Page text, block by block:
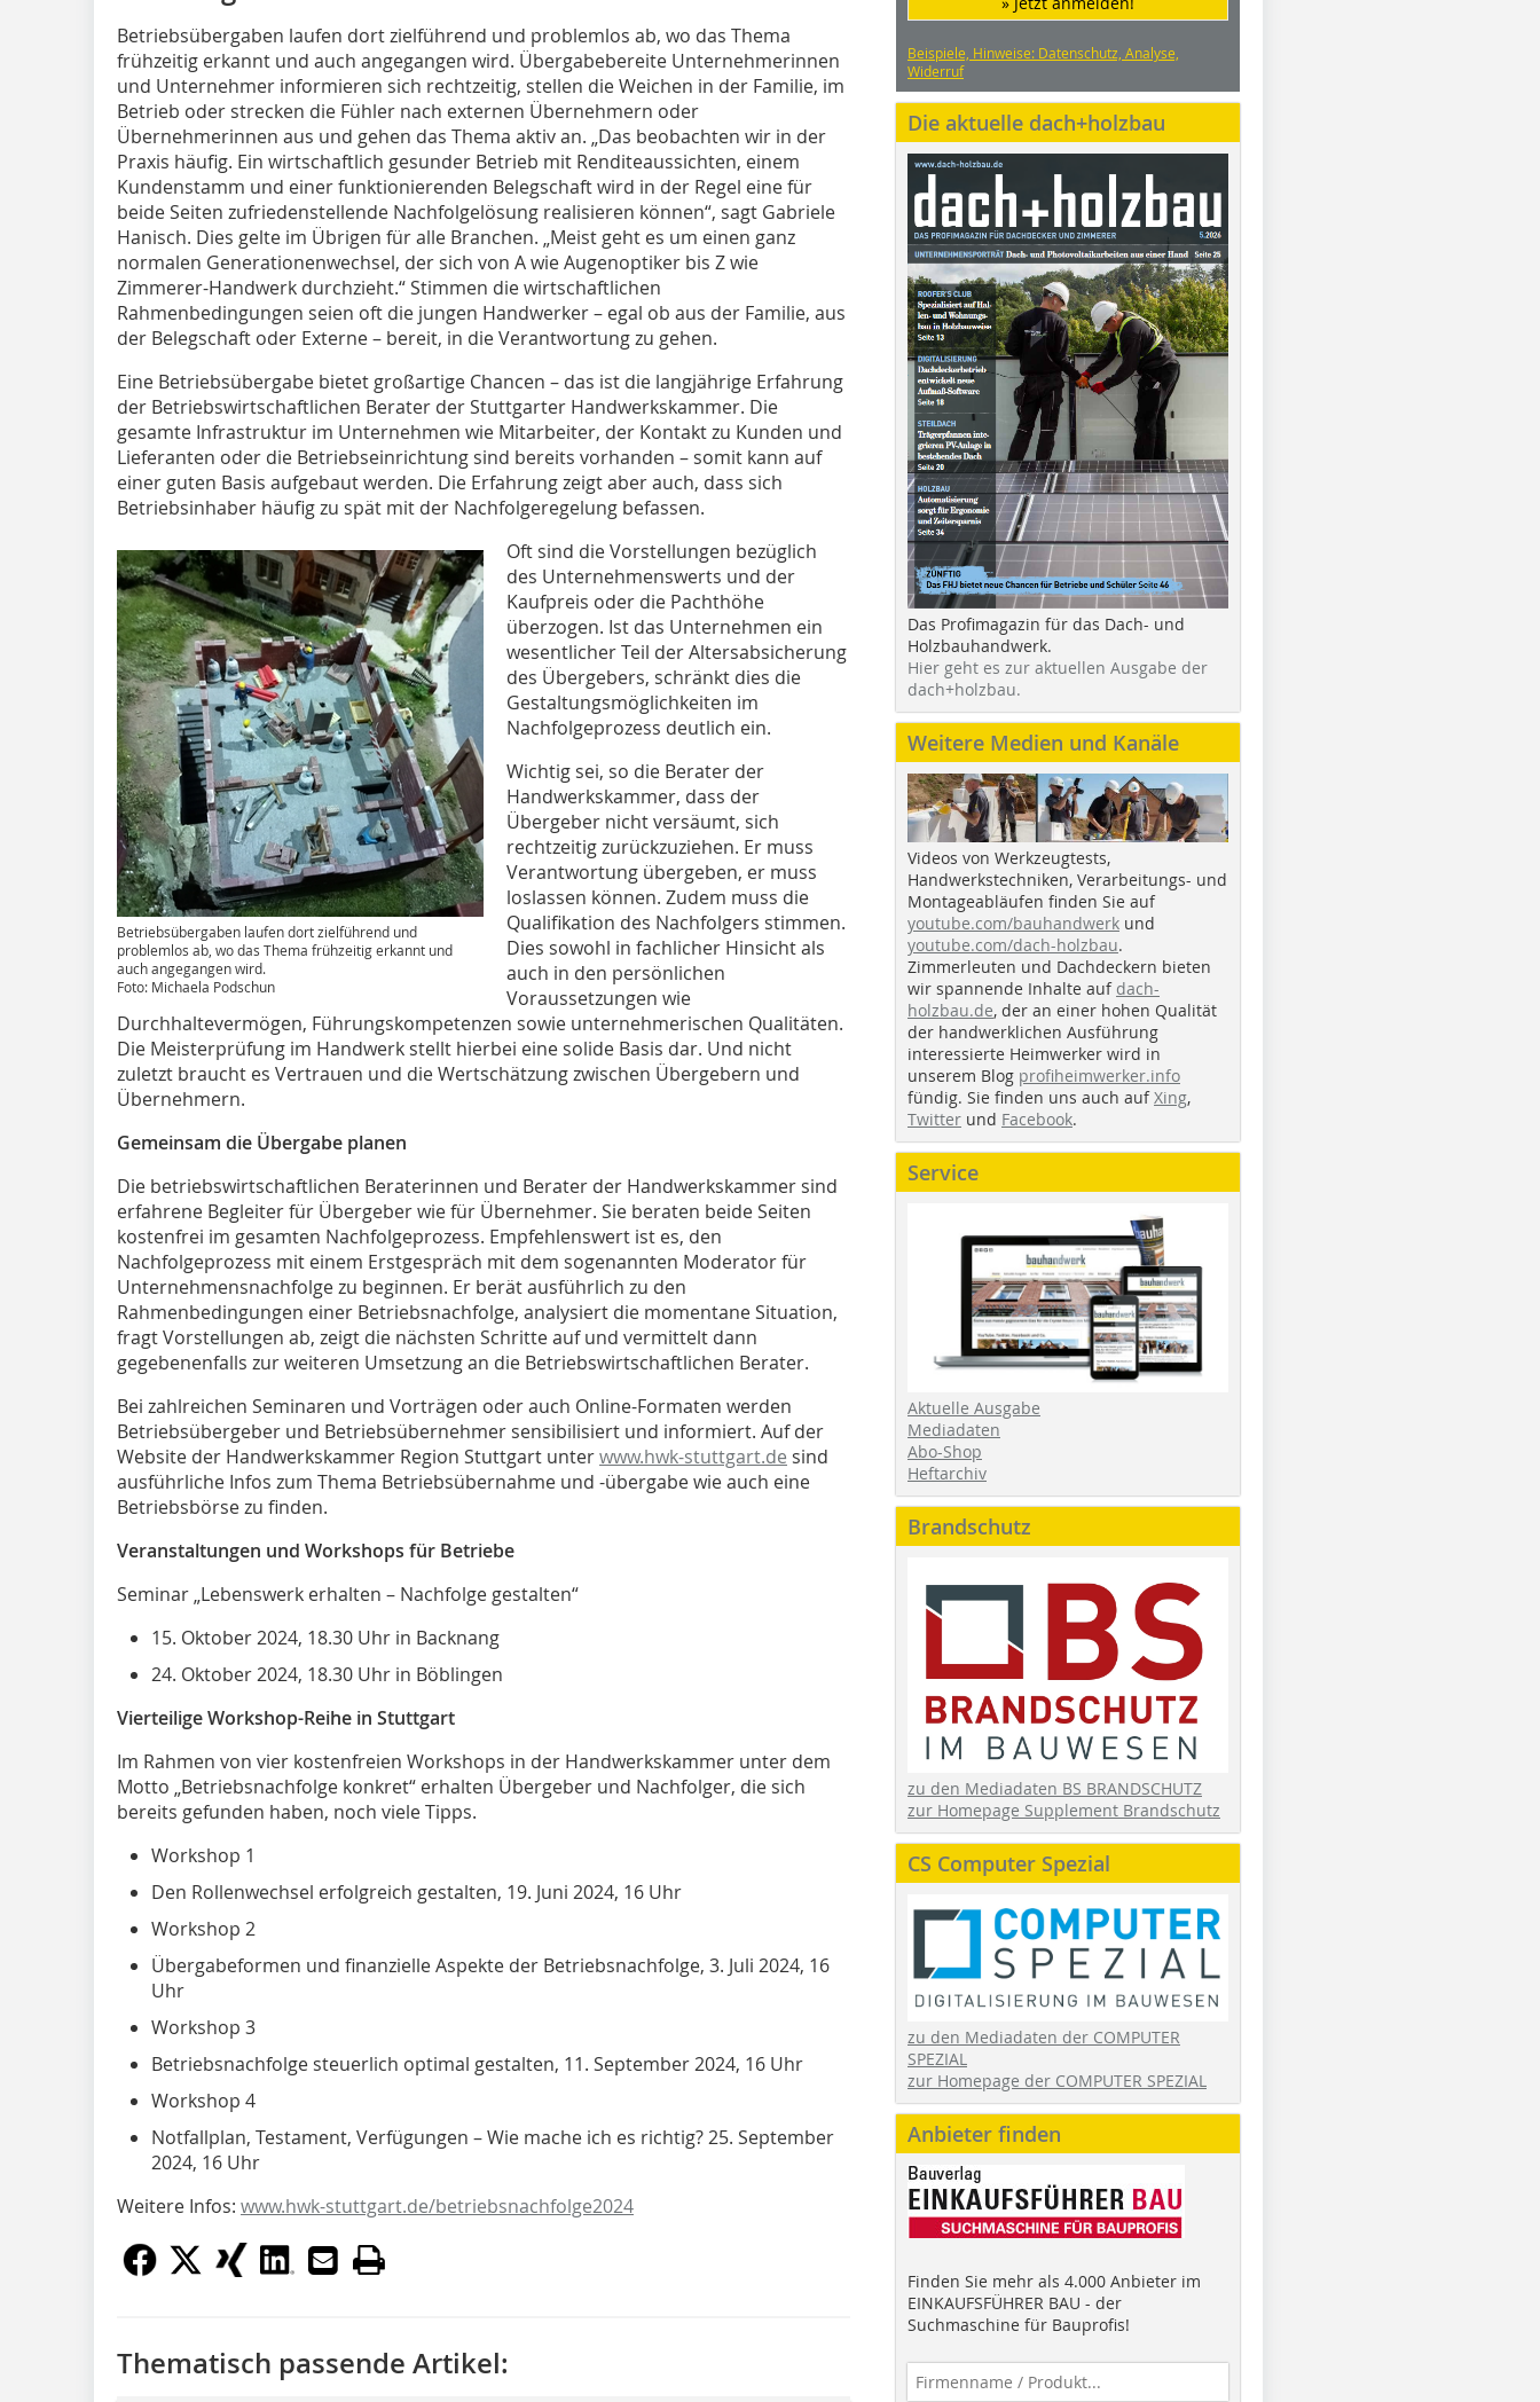
Betriebsübergaben laufen dort zielführend und problemlos ab, wo das Thema
frühzeitig erkannt und auch angegangen wird. Übergabebereite Unternehmerinnen
und Unternehmer informieren sich rechtzeitig, stellen die Weichen in der Familie, im
Betrieb oder strecken die Fühler nach externen Übernehmern oder
Übernehmerinnen aus und gehen das Thema aktiv an. „Das beobachten wir in der
Praxis häufig. Ein wirtschaftlich gesunder Betrieb mit Renditeaussichten, einem
Kundenstamm und einer funktionierenden Belegschaft wird in der Regel eine für
beide Seiten zufriedenstellende Nachfolgelösung realisieren können“, sagt Gabriele
Hanisch. Dies gelte im Übrigen für alle Branchen. „Meist geht es um einen ganz
normalen Generationenwechsel, der sich von A wie Augenoptiker bis Z wie
Zimmerer-Handwerk durchzieht.“ Stimmen die wirtschaftlichen
Rahmenbedingungen seien oft die jungen Handwerker – egal ob aus der Familie, aus
der Belegschaft oder Externe – bereit, in die Verantwortung zu gehen.
Eine Betriebsübergabe bietet großartige Chancen – das ist die langjährige Erfahrung
der Betriebswirtschaftlichen Berater der Stuttgarter Handwerkskammer. Die
gesamte Infrastruktur im Unternehmen wie Mitarbeiter, der Kontakt zu Kunden und
Lieferanten oder die Betriebseinrichtung sind bereits vorhanden – somit kann auf
einer guten Basis aufgebaut werden. Die Erfahrung zeigt aber auch, dass sich
Betriebsinhaber häufig zu spät mit der Nachfolgeregelung befassen.
Betriebsübergaben laufen dort zielführend und
problemlos ab, wo das Thema frühzeitig erkannt und
auch angegangen wird.
Foto: Michaela Podschun
Oft sind die Vorstellungen bezüglich
des Unternehmenswerts und der
Kaufpreis oder die Pachthöhe
überzogen. Ist das Unternehmen ein
wesentlicher Teil der Altersabsicherung
des Übergebers, schränkt dies die
Gestaltungsmöglichkeiten im
Nachfolgeprozess deutlich ein.
Wichtig sei, so die Berater der
Handwerkskammer, dass der
Übergeber nicht versäumt, sich
rechtzeitig zurückzuziehen. Er muss
Verantwortung übergeben, er muss
loslassen können. Zudem muss die
Qualifikation des Nachfolgers stimmen.
Dies sowohl in fachlicher Hinsicht als
auch in den persönlichen
Voraussetzungen wie
Durchhaltevermögen, Führungskompetenzen sowie unternehmerischen Qualitäten.
Die Meisterprüfung im Handwerk stellt hierbei eine solide Basis dar. Und nicht
zuletzt braucht es Vertrauen und die Wertschätzung zwischen Übergebern und
Übernehmern.
Gemeinsam die Übergabe planen
Die betriebswirtschaftlichen Beraterinnen und Berater der Handwerkskammer sind
erfahrene Begleiter für Übergeber wie für Übernehmer. Sie beraten beide Seiten
kostenfrei im gesamten Nachfolgeprozess. Empfehlenswert ist es, den
Nachfolgeprozess mit einem Erstgespräch mit dem sogenannten Moderator für
Unternehmensnachfolge zu beginnen. Er berät ausführlich zu den
Rahmenbedingungen einer Betriebsnachfolge, analysiert die momentane Situation,
fragt Vorstellungen ab, zeigt die nächsten Schritte auf und vermittelt dann
gegebenenfalls zur weiteren Umsetzung an die Betriebswirtschaftlichen Berater.
Bei zahlreichen Seminaren und Vorträgen oder auch Online-Formaten werden
Betriebsübergeber und Betriebsübernehmer sensibilisiert und informiert. Auf der
Website der Handwerkskammer Region Stuttgart unterwww.hwk-stuttgart.de sind
ausführliche Infos zum Thema Betriebsübernahme und -übergabe wie auch eine
Betriebsbörse zu finden.
Veranstaltungen und Workshops für Betriebe
Seminar „Lebenswerk erhalten – Nachfolge gestalten“
15. Oktober 2024, 18.30 Uhr in Backnang
24. Oktober 2024, 18.30 Uhr in Böblingen
Vierteilige Workshop-Reihe in Stuttgart
Im Rahmen von vier kostenfreien Workshops in der Handwerkskammer unter dem
Motto „Betriebsnachfolge konkret“ erhalten Übergeber und Nachfolger, die sich
bereits gefunden haben, noch viele Tipps.
Workshop 1
Den Rollenwechsel erfolgreich gestalten, 19. Juni 2024, 16 Uhr
Workshop 2
Übergabeformen und finanzielle Aspekte der Betriebsnachfolge, 3. Juli 2024, 16
Uhr
Workshop 3
Betriebsnachfolge steuerlich optimal gestalten, 11. September 2024, 16 Uhr
Workshop 4
Notfallplan, Testament, Verfügungen – Wie mache ich es richtig? 25. September
2024, 16 Uhr
Weitere Infos: www.hwk-stuttgart.de/betriebsnachfolge2024
Thematisch passende Artikel:
Beispiele, Hinweise: Datenschutz, Analyse,
Widerruf
Die aktuelle dach+holzbau
Das Profimagazin für das Dach- und
Holzbauhandwerk.
Hier geht es zur aktuellen Ausgabe der
dach+holzbau.
Weitere Medien und Kanäle
Videos von Werkzeugtests,
Handwerkstechniken, Verarbeitungs- und
Montageabläufen finden Sie auf
youtube.com/bauhandwerk und
youtube.com/dach-holzbau.
Zimmerleuten und Dachdeckern bieten
wir spannende Inhalte auf dach-
holzbau.de, der an einer hohen Qualität
der handwerklichen Ausführung
interessierte Heimwerker wird in
unserem Blog profiheimwerker.info
fündig. Sie finden uns auch aufXing,
Twitter und Facebook.
Service
Aktuelle Ausgabe
Mediadaten
Abo-Shop
Heftarchiv
Brandschutz
zu den Mediadaten BS BRANDSCHUTZ
zur Homepage Supplement Brandschutz
CS Computer Spezial
zu den Mediadaten der COMPUTER
SPEZIAL
zur Homepage der COMPUTER SPEZIAL
Anbieter finden
Finden Sie mehr als 4.000 Anbieter im
EINKAUFSFÜHRER BAU - der
Suchmaschine für Bauprofis!